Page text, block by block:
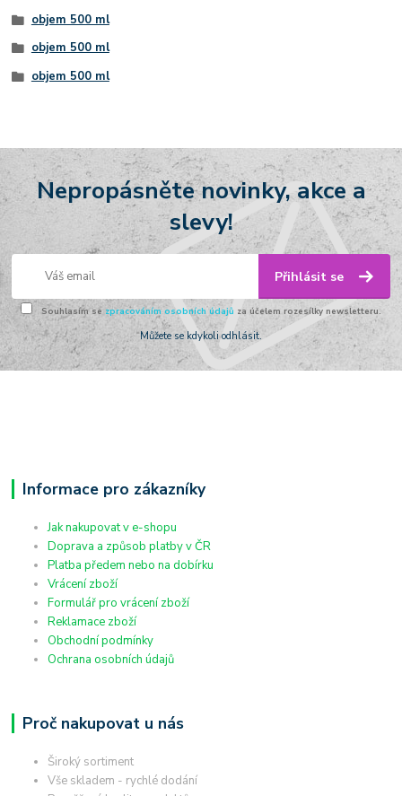
objem 500 ml
objem 500 ml
objem 500 ml
Nepropásněte novinky, akce a
slevy!
Přihlásit se
Souhlasím se zpracováním osobních údajů za účelem rozesílky newsletteru.
Můžete se kdykoli odhlásit.
Informace pro zákazníky
Jak nakupovat v e-shopu
Doprava a způsob platby v ČR
Platba předem nebo na dobírku
Vrácení zboží
Formulář pro vrácení zboží
Reklamace zboží
Obchodní podmínky
Ochrana osobních údajů
Proč nakupovat u nás
Široký sortiment
Vše skladem - rychlé dodání